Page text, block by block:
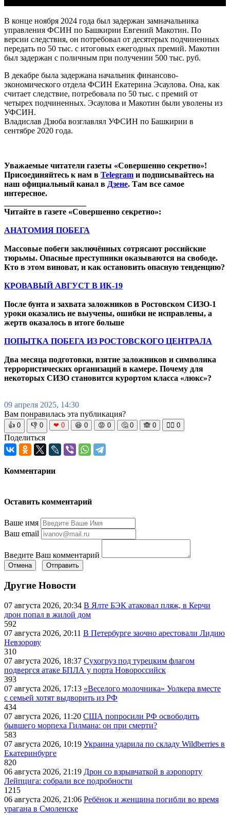
В конце ноября 2024 года был задержан замначальника
управления ФСИН по Башкирии Евгений Макотин. По
версии следствия, он потребовал от десятерых подчиненных
передать по 50 тыс. с итоговых ежегодных премий. Макотин
был задержан с поличным при получении 500 тыс. руб.
В декабре была задержана начальник финансово-
экономического отдела ФСИН Екатерина Эсаулова. Она, как
считает следствие, потребовала по 50 тыс. с премий от
четырех подчиненных. Эсаулова и Макотин были уволены из
УФСИН.
Владислав Дзюба возглавлял УФСИН по Башкирии в
сентябре 2020 года.
Уважаемые читатели газеты «Совершенно секретно»!
Присоединяйтесь к нам в Telegram и подписывайтесь на
наш официальный канал в Дзене. Там все самое
интересное.
Читайте в газете «Совершенно секретно»:
АНАТОМИЯ ПОБЕГА
Массовые побеги заключённых сотрясают российские
тюрьмы. Опасные преступники оказываются на свободе.
Кто в этом виноват, и как остановить опасную тенденцию?
КРОВАВЫЙ АВГУСТ В ИК-19
После бунта и захвата заложников в Ростовском СИЗО-1
уроки оказались не выучены, ошибки не исправлены, а
жертв оказалось в итоге больше
ПОПЫТКА ПОБЕГА ИЗ РОСТОВСКОГО ЦЕНТРАЛА
Два месяца подготовки, взятие заложников и символика
террористических организаций в камере. Почему для
некоторых СИЗО становится курортом класса «люкс»?
09 апреля 2025, 14:30
Вам понравилась эта публикация?
👍 0 👎 0 ❤ 0 😆 0 😡 0 🤔 0 🙈 0 🧘‍♀️ 0
Поделиться
Комментарии
Оставить комментарий
Ваше имя
Ваш email
Введите Ваш комментарий
Отмена Отправить
Другие Новости
07 августа 2026, 20:34 В Ялте БЭК атаковал пляж, в Керчи
дрон попал в жилой дом
592
07 августа 2026, 20:11 В Петербурге заочно арестовали Лидию
Невзорову
310
07 августа 2026, 18:37 Сухогруз под турецким флагом
подвергся атаке БПЛА у порта Новороссийск
393
07 августа 2026, 17:13 «Веселого молочника» Уолкера вместе
с семьей хотят выдворить из РФ
434
07 августа 2026, 11:20 США попросили РФ освободить
бывшего морпеха Гилмана: он при смерти?
583
07 августа 2026, 10:19 Украина ударила по складу Wildberries в
Екатеринбурге
820
06 августа 2026, 21:19 Дрон со взрывчаткой в аэропорту
Лейпцига: собрали все подробности
1215
06 августа 2026, 21:06 Ребёнок и женщина погибли во время
урагана в Смоленске